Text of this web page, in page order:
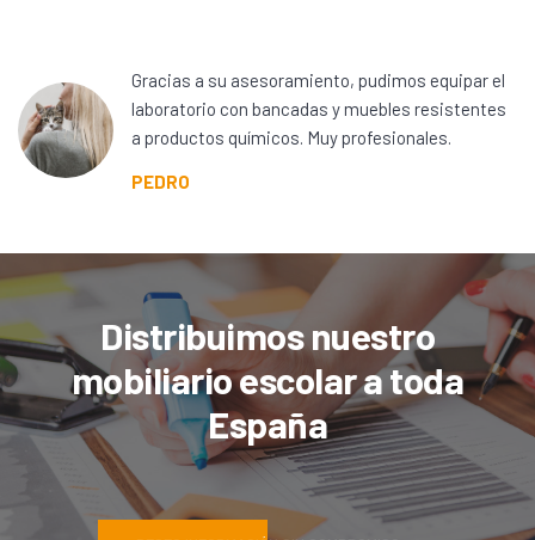
Gracias a su asesoramiento, pudimos equipar el
laboratorio con bancadas y muebles resistentes
a productos químicos. Muy profesionales.
PEDRO
Distribuimos nuestro
mobiliario escolar a toda
España